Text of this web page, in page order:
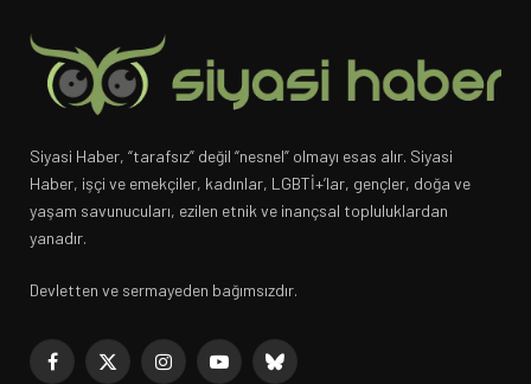
Siyasi Haber, “tarafsız” değil “nesnel” olmayı esas alır. Siyasi
Haber, işçi ve emekçiler, kadınlar, LGBTİ+’lar, gençler, doğa ve
yaşam savunucuları, ezilen etnik ve inançsal topluluklardan
yanadır.
Devletten ve sermayeden bağımsızdır.
Facebook
X
InstagramYouTubeBluesky